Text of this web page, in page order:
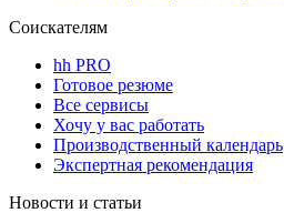
Соискателям
hh PRO
Готовое резюме
Все сервисы
Хочу у вас работать
Производственный календарь
Экспертная рекомендация
Новости и статьи